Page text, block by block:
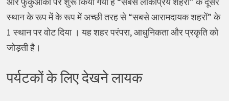
स्थान के रूप में के रूप में अच्छी तरह से “सबसे आरामदायक शहरों” के
1 स्थान पर वोट दिया । यह शहर परंपरा, आधुनिकता और प्रकृति को
जोड़ती है।
पर्यटकों के लिए देखने लायक